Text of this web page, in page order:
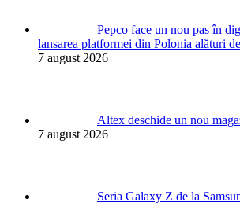
Pepco face un nou pas în
lansarea platformei din Polonia alături
7 august 2026
Altex deschide un nou
7 august 2026
Seria Galaxy Z de la